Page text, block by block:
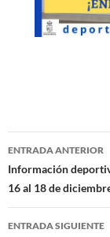
Navegación
de
entradas
ENTRADA ANTERIOR
Información
16 al 18 de
ENTRADA SIGUIENTE